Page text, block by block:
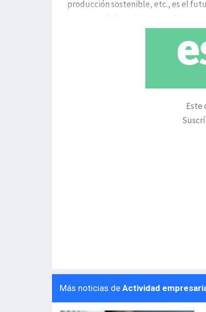
producción sostenible, etc., es el
cuerpo y el alma y la personaliza
Este
Más noticias de Actividad